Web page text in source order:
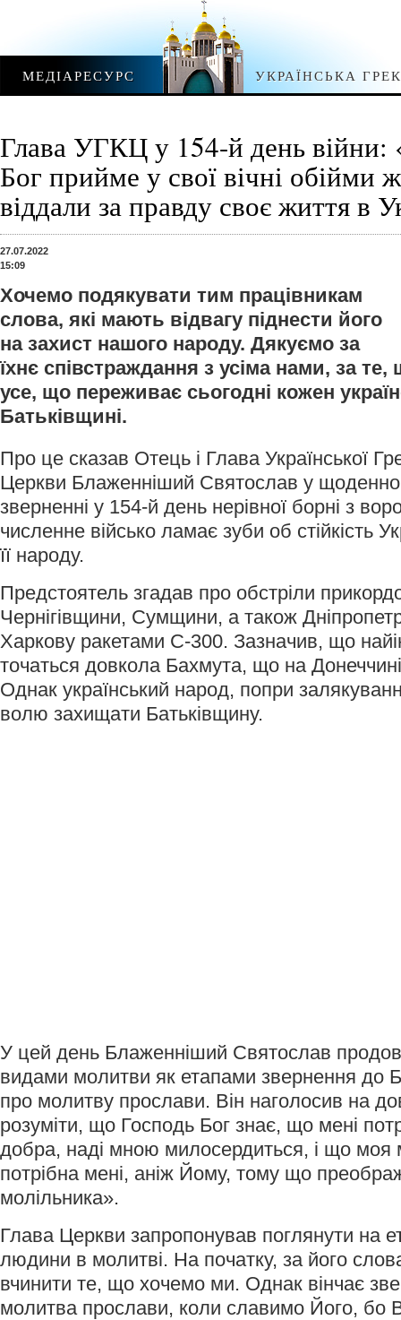
МЕДІАРЕСУРС УКРАЇНСЬКА
Глава УГКЦ у 154-й день війни:
Бог прийме у свої вічні обійми
віддали за правду своє життя в
27.07.2022
15:09
Хочемо подякувати тим працівникам
слова, які мають відвагу піднести його
на захист нашого народу. Дякуємо за
їхнє співстраждання з усіма нами, за
усе, що переживає сьогодні кожен
Батьківщині.
Про це сказав Отець і Глава Української
Церкви Блаженніший Святослав у
зверненні у 154-й день нерівної борні з
численне військо ламає зуби об стійкість
її народу.
Предстоятель згадав про обстріли
Чернігівщини, Сумщини, а також
Харкову ракетами С-300. Зазначив, що
точаться довкола Бахмута, що на
Однак український народ, попри
волю захищати Батьківщину.
У цей день Блаженніший Святослав
видами молитви як етапами звернення до
про молитву прослави. Він наголосив на
розуміти, що Господь Бог знає, що мені
добра, наді мною милосердиться, і що моя
потрібна мені, аніж Йому, тому що
молільника».
Глава Церкви запропонував поглянути на
людини в молитві. На початку, за його
вчинити те, що хочемо ми. Однак вінчає
молитва прослави, коли славимо Його, бо